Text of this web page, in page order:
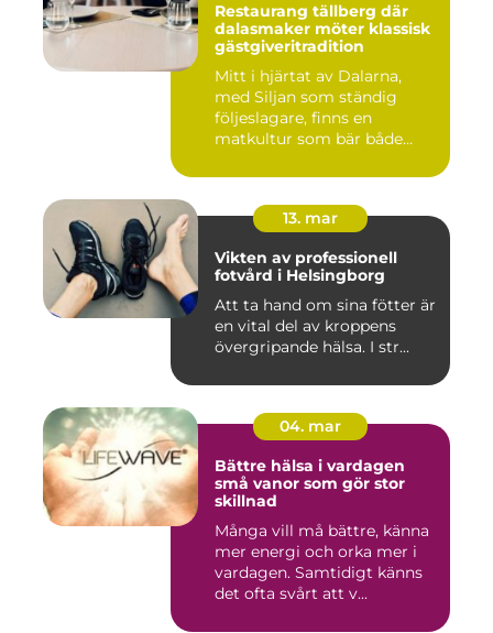
Restaurang tällberg där
dalasmaker möter klassisk
gästgiveritradition
Mitt i hjärtat av Dalarna,
med Siljan som ständig
följeslagare, finns en
matkultur som bär både
13. mar
Vikten av professionell
fotvård i Helsingborg
Att ta hand om sina fötter är
en vital del av kroppens
övergripande hälsa. I str...
04. mar
Bättre hälsa i vardagen
små vanor som gör stor
skillnad
Många vill må bättre, känna
mer energi och orka mer i
vardagen. Samtidigt känns
det ofta svårt att v...